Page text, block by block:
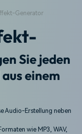
Generator
Sie jeden
einem
Audio-Erstellung neben
wie MP3, WAV,